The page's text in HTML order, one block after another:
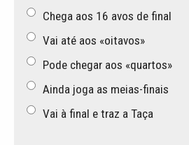
Chega aos 16 avos de final
Vai até aos «oitavos»
Pode chegar aos «quartos»
Ainda joga as meias-finais
Vai à final e traz a Taça